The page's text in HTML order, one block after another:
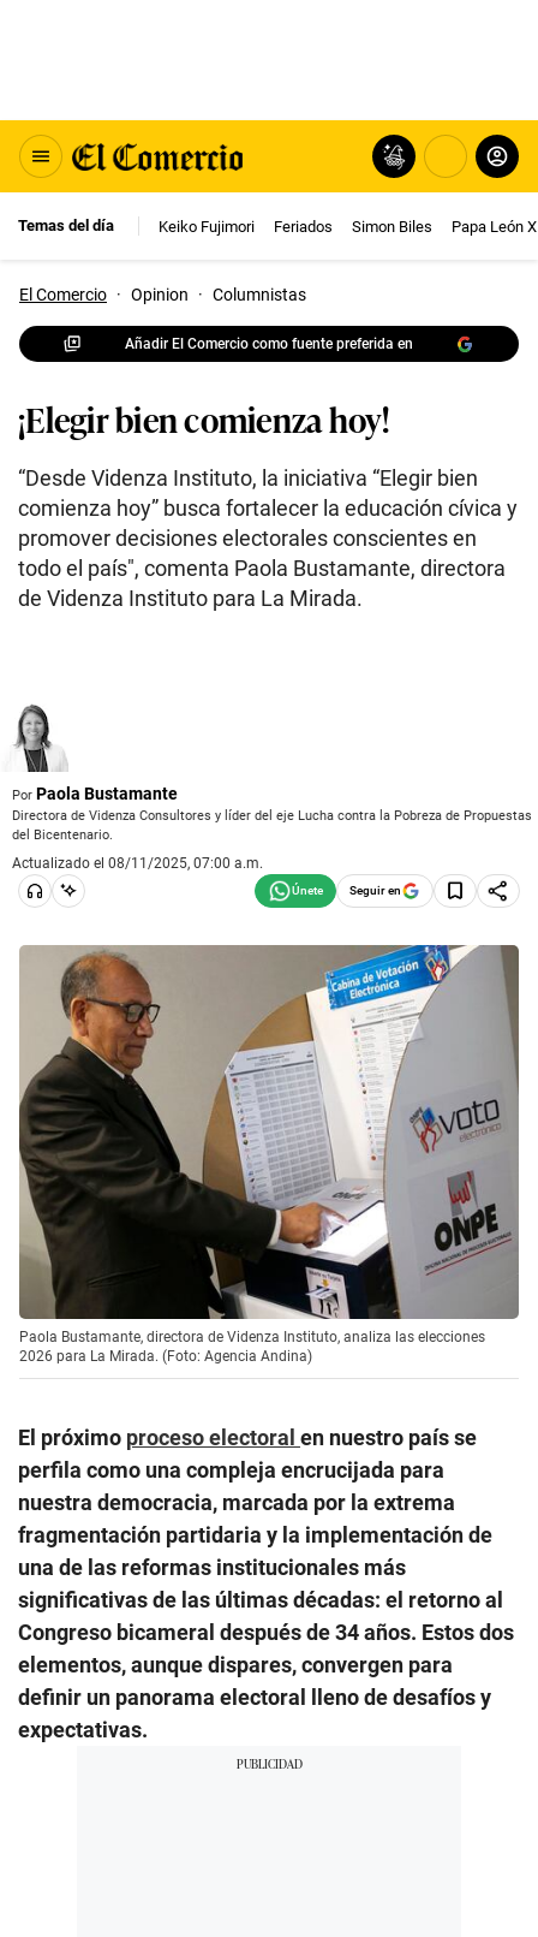
Temas del día Keiko Fujimori Feriados Simon Biles Papa León
El Comercio · Opinion · Columnistas
Añadir El Comercio como fuente preferida en
¡Elegir bien comienza hoy!
“Desde Videnza Instituto, la iniciativa “Elegir bien
comienza hoy” busca fortalecer la educación cívica y
promover decisiones electorales conscientes en
todo el país", comenta Paola Bustamante, directora
de Videnza Instituto para La Mirada.
Por Paola Bustamante
Directora de Videnza Consultores y líder del eje Lucha contra la Pobreza de Propuestas
del Bicentenario.
Actualizado el 08/11/2025, 07:00 a.m.
Seguir en
Paola Bustamante, directora de Videnza Instituto, analiza las elecciones
2026 para La Mirada. (Foto: Agencia Andina)
El próximo proceso electoral en nuestro país se
perfila como una compleja encrucijada para
nuestra democracia, marcada por la extrema
fragmentación partidaria y la implementación de
una de las reformas institucionales más
significativas de las últimas décadas: el retorno al
Congreso bicameral después de 34 años. Estos dos
elementos, aunque dispares, convergen para
definir un panorama electoral lleno de desafíos y
expectativas.